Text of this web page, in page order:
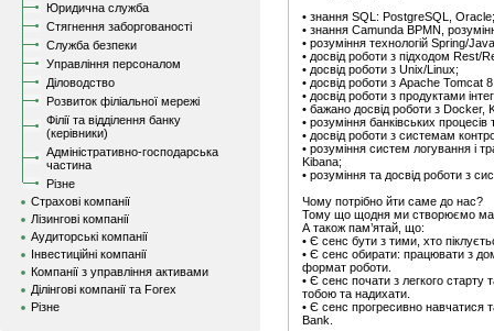
Юридична служба
Стягнення заборгованості
Служба безпеки
Управління персоналом
Діловодство
Розвиток філіальної мережі
Філії та відділення банку
(керівники)
Адміністративно-господарська
частина
Різне
Страхові компанії
Лізингові компанії
Аудиторські компанії
Інвестиційні компанії
Компанії з управління активами
Ділінгові компанії та Forex
Різне
• знання SQL: PostgreSQL, Oracle;
• знання Camunda BPMN,
• розуміння технологій Spring/
• досвід роботи з підходом Rest/
• досвід роботи з Unix/Linux;
• досвід роботи з Apache
• досвід роботи з продуктами
• бажано досвід роботи з
• розуміння банківських процесів
• досвід роботи з системам
• розуміння систем логування і
Kibana;
• розуміння та досвід роботи з
Чому потрібно йти саме до нас?
Тому що щодня ми створюємо
А також пам’ятай, що:
• Є сенс бути з тими, хто
• Є сенс обирати: працювати з
формат роботи.
• Є сенс почати з легкого старту
тобою та надихати.
• Є сенс прогресивно навчатися
Bank.